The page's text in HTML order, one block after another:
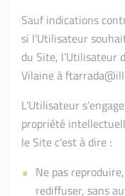
Sauf indications
si l’Utilisateur
du Site, l’Utilisateur
Vilaine à
L’Utilisateur
propriété
le Site c’est à dire :
Ne pas
rediffuser, sans